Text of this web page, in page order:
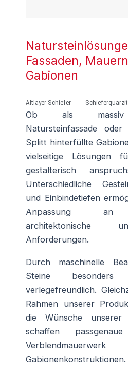
Fassaden,
Gabionen
Altlayer Schiefer Schieferquarzit
Ob als massiv
Natursteinfassade
Splitt hinterfüllte
vielseitige Lösungen
gestalterisch
Unterschiedliche
und Einbindetiefen
Anpassung an
architektonische
Anforderungen.
Durch maschinelle
Steine
verlegefreundlich.
Rahmen unserer
die Wünsche
schaffen
Gabionenkonstruktionen.